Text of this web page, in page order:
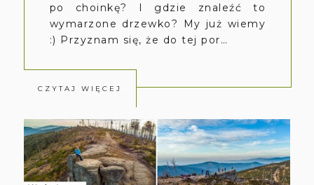
po choinkę? I gdzie znaleźć to
wymarzone drzewko? My już wiemy
:) Przyznam się, że do tej por…
CZYTAJ WIĘCEJ